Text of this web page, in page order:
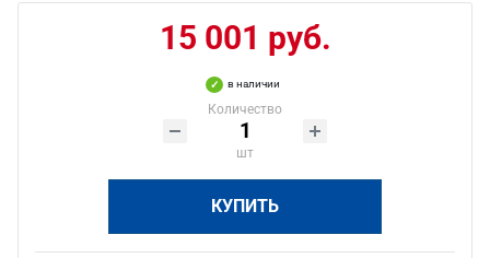
15 001 руб.
в наличии
Количество
шт
КУПИТЬ